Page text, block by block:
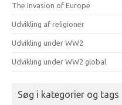
The Invasion of Europe
Udvikling af religioner
Udvikling under WW2
Udvikling under WW2 global
Søg i kategorier og tags